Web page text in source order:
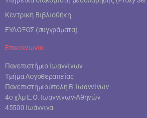
Κεντρική Βιβλιοθήκη
ΕΥΔΟΞΟΣ (συγγράματα)
Επικοινωνία
Πανεπιστήμιο Ιωαννίνων
Τμήμα Λογοθεραπείας
Πανεπιστημιούπολη Β’ Ιωαννίνων
4ο χλμ Ε.Ο. Ιωαννίνων-Αθηνών
45500 Ιωάννινα